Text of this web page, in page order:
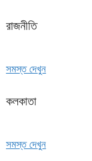
রাজনীতি
সমস্ত দেখুন
কলকাতা
সমস্ত দেখুন